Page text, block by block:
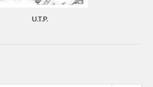
U.T.P.